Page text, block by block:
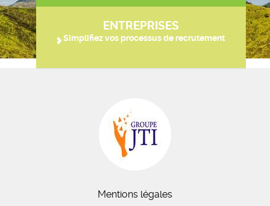
ENTREPRISES
Simplifiez vos processus de recrutement
Mentions légales